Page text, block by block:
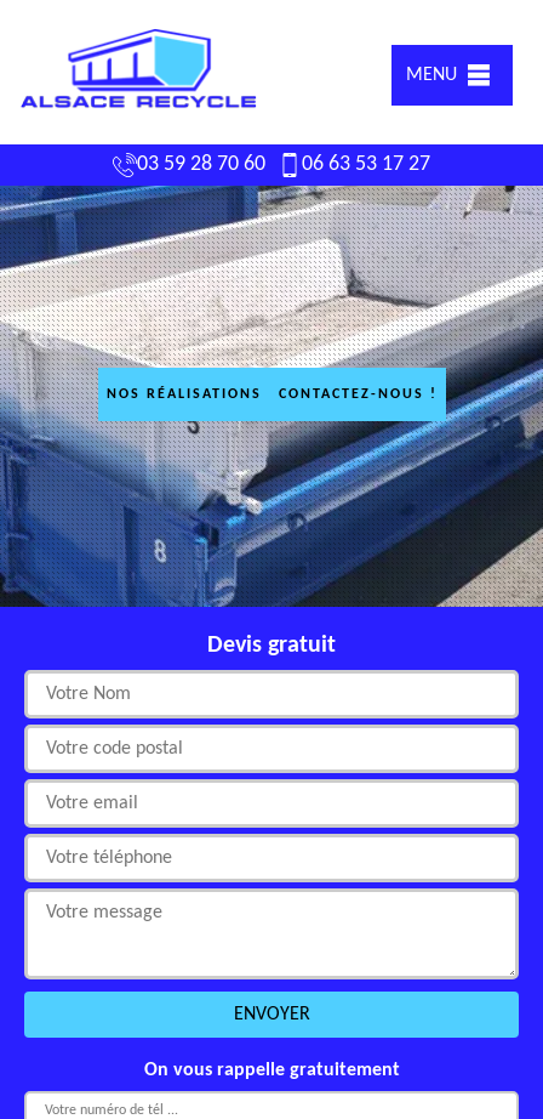
MENU
03 59 28 70 60 06 63 53 17 27
NOS RÉALISATIONS CONTACTEZ-NOUS !
Devis gratuit
On vous rappelle gratuitement